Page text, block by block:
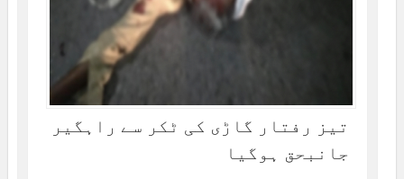
تیز رفتار گاڑی کی ٹکر سے راہگیر
جانبحق ہوگیا